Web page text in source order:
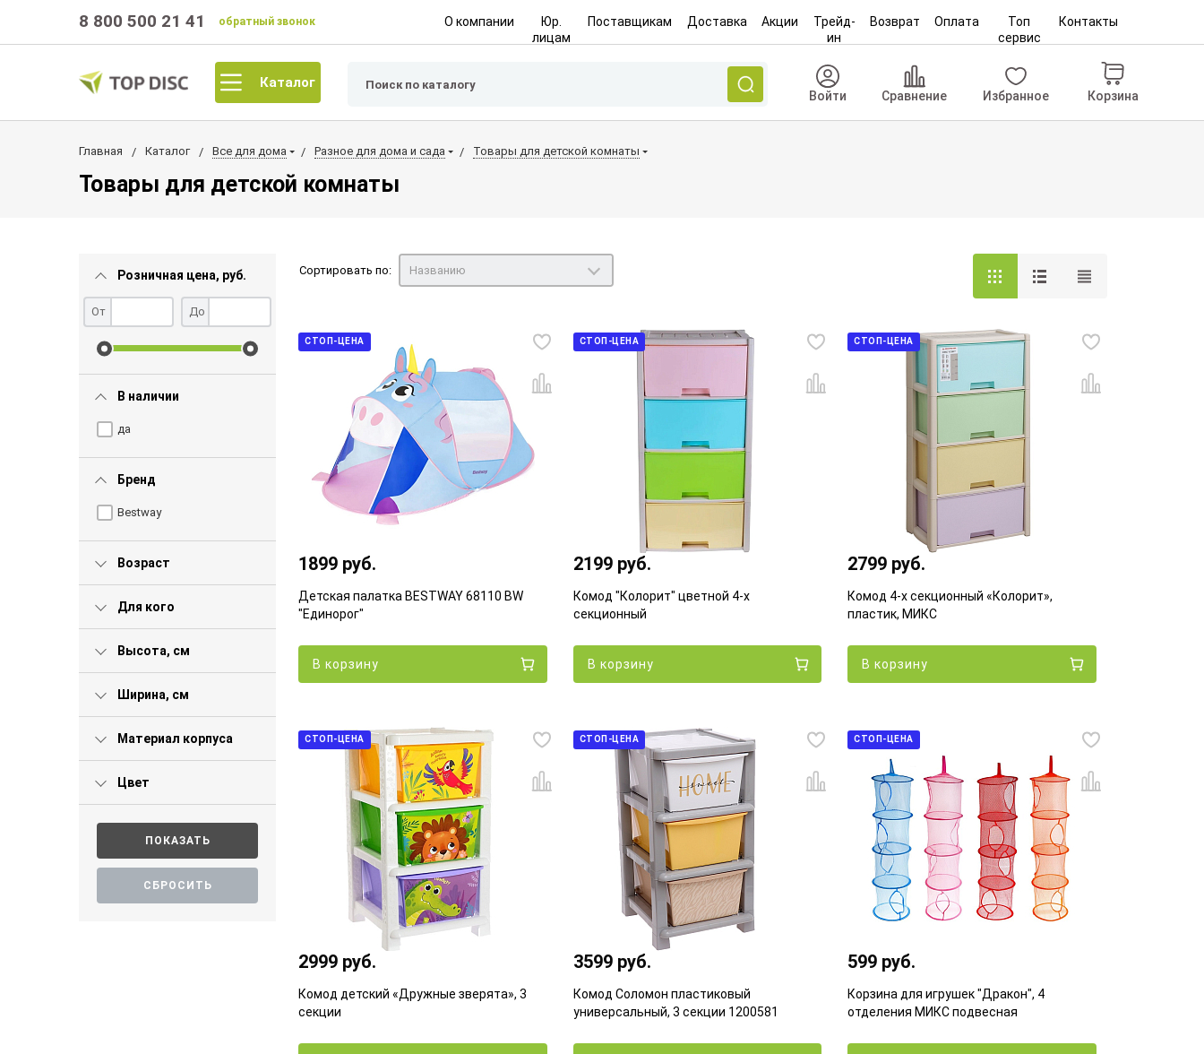
8 800 500 21 41 обратный звонок О компании
Юр.
лицам
Поставщикам Доставка Акции
Трейд-
ин
Возврат Оплата
Топ
сервис
Контакты
Каталог
Войти Сравнение Избранное Корзина
Главная Каталог Все для дома Разное для дома и сада Товары для детской комнаты
Товары для детской комнаты
Розничная цена, руб.
От До
В наличии
да
Бренд
Bestway
Возраст
Для кого
Высота, см
Ширина, см
Материал корпуса
Цвет
Сортировать по: Названию
СТОП-ЦЕНА
1899 руб.
Детская палатка BESTWAY 68110 BW
"Единорог"
В корзину
СТОП-ЦЕНА
2199 руб.
Комод "Колорит" цветной 4-х
секционный
В корзину
СТОП-ЦЕНА
2799 руб.
Комод 4-х секционный «Колорит»,
пластик, МИКС
В корзину
СТОП-ЦЕНА
2999 руб.
Комод детский «Дружные зверята», 3
секции
СТОП-ЦЕНА
3599 руб.
Комод Соломон пластиковый
универсальный, 3 секции 1200581
СТОП-ЦЕНА
599 руб.
Корзина для игрушек "Дракон", 4
отделения МИКС подвесная